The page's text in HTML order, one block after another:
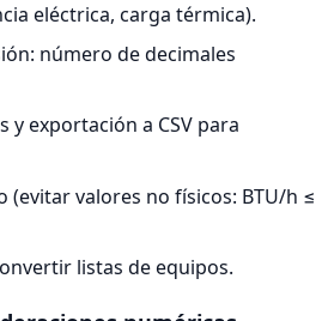
eléctrica, carga térmica).
número de decimales
y exportación a CSV para
(evitar valores no físicos: BTU/h ≤
listas de equipos.